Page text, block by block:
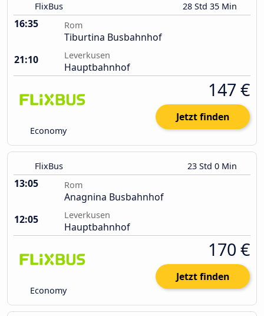
FlixBus 28 Std 35 Min
16:35 Rom
Tiburtina Busbahnhof
21:10
Leverkusen
Hauptbahnhof
Economy
147 €
Jetzt finden
FlixBus 23 Std 0 Min
13:05 Rom
Anagnina Busbahnhof
12:05
Leverkusen
Hauptbahnhof
Economy
170 €
Jetzt finden